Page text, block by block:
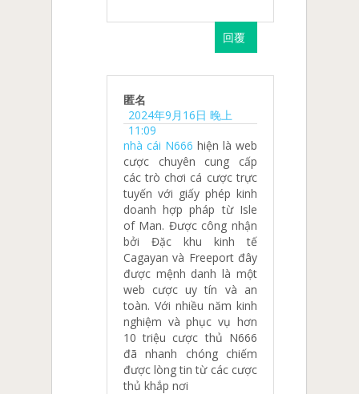
回覆
匿名
2024年9月16日 晚上
11:09
nhà cái N666 hiện là web
cược chuyên cung cấp
các trò chơi cá cược trực
tuyến với giấy phép kinh
doanh hợp pháp từ Isle
of Man. Được công nhận
bởi Đặc khu kinh tế
Cagayan và Freeport đây
được mệnh danh là một
web cược uy tín và an
toàn. Với nhiều năm kinh
nghiệm và phục vụ hơn
10 triệu cược thủ N666
đã nhanh chóng chiếm
được lòng tin từ các cược
thủ khắp nơi